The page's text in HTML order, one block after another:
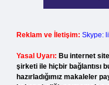
Reklam ve İletişim: Skype:
Yasal Uyarı: Bu internet
şirketi ile hiçbir bağlantısı
hazırladığımız makaleler